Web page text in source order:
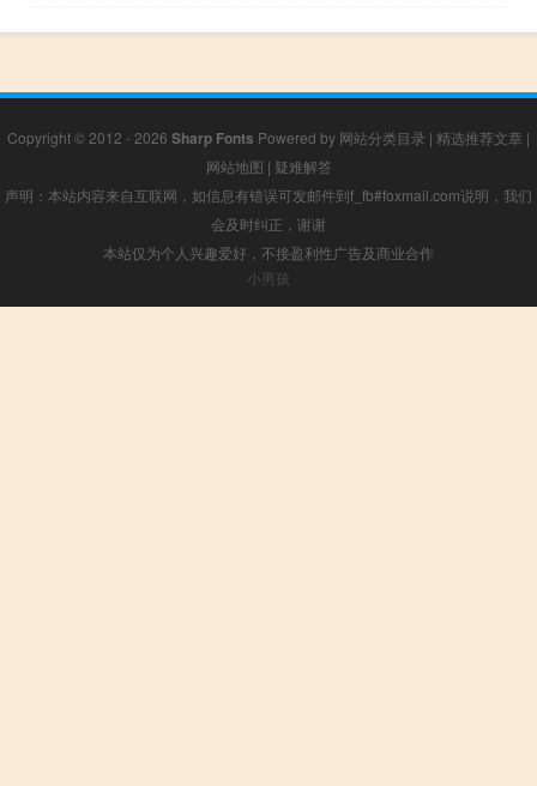
Copyright © 2012 - 2026 Sharp Fonts Powered by 网站分类目录 | 精选推荐文章 |
网站地图 | 疑难解答
声明：本站内容来自互联网，如信息有错误可发邮件到f_fb#foxmail.com说明，我们
会及时纠正，谢谢
本站仅为个人兴趣爱好，不接盈利性广告及商业合作
小男孩